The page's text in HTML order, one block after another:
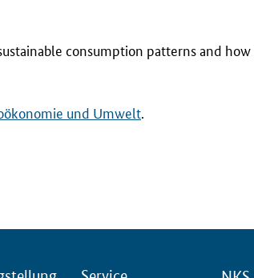
consumption patterns and how
und Umwelt.